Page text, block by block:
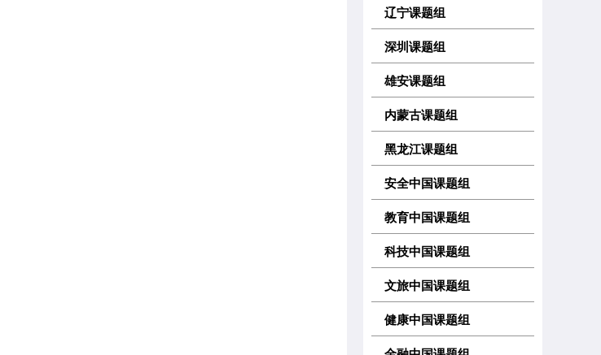
辽宁课题组
深圳课题组
雄安课题组
内蒙古课题组
黑龙江课题组
安全中国课题组
教育中国课题组
科技中国课题组
文旅中国课题组
健康中国课题组